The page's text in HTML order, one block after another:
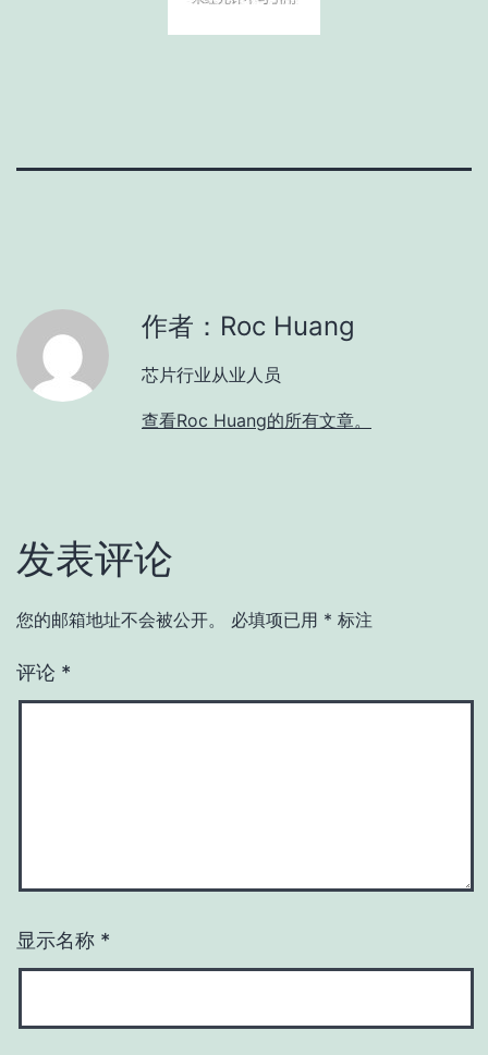
作者：Roc Huang
芯片行业从业人员
查看Roc Huang的所有文章。
发表评论
您的邮箱地址不会被公开。 必填项已用 * 标注
评论 *
显示名称 *